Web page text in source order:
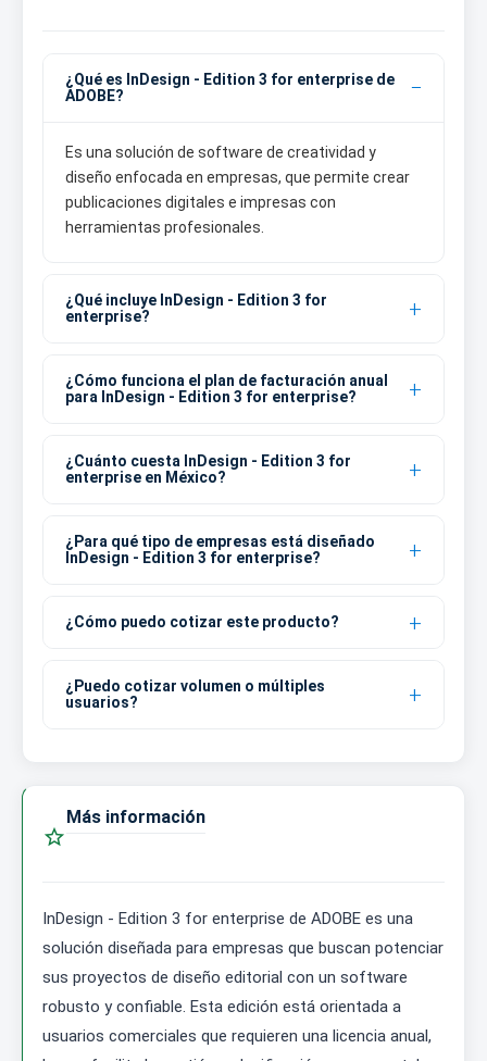
¿Qué es InDesign - Edition 3 for enterprise de
ADOBE?
Es una solución de software de creatividad y
diseño enfocada en empresas, que permite crear
publicaciones digitales e impresas con
herramientas profesionales.
¿Qué incluye InDesign - Edition 3 for
enterprise?
¿Cómo funciona el plan de facturación anual
para InDesign - Edition 3 for enterprise?
¿Cuánto cuesta InDesign - Edition 3 for
enterprise en México?
¿Para qué tipo de empresas está diseñado
InDesign - Edition 3 for enterprise?
¿Cómo puedo cotizar este producto?
¿Puedo cotizar volumen o múltiples
usuarios?

Más información
InDesign - Edition 3 for enterprise de ADOBE es una
solución diseñada para empresas que buscan potenciar
sus proyectos de diseño editorial con un software
robusto y confiable. Esta edición está orientada a
usuarios comerciales que requieren una licencia anual,